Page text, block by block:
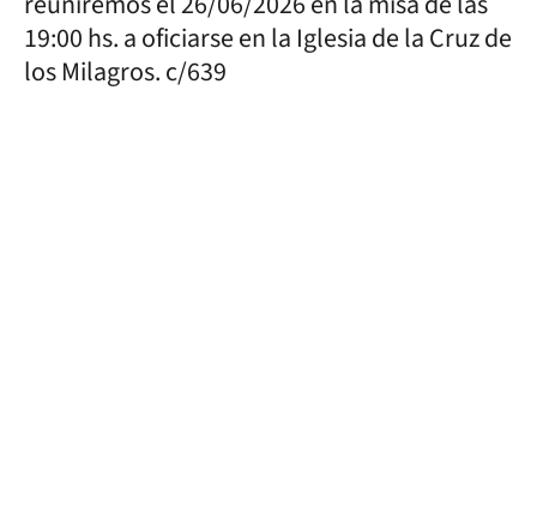
19:00 hs. a oficiarse en la Iglesia de la Cruz de
los Milagros. c/639